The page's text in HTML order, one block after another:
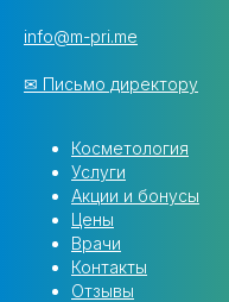
info@m-pri.me
✉ Письмо директору
Косметология
Услуги
Акции и бонусы
Цены
Врачи
Контакты
Отзывы